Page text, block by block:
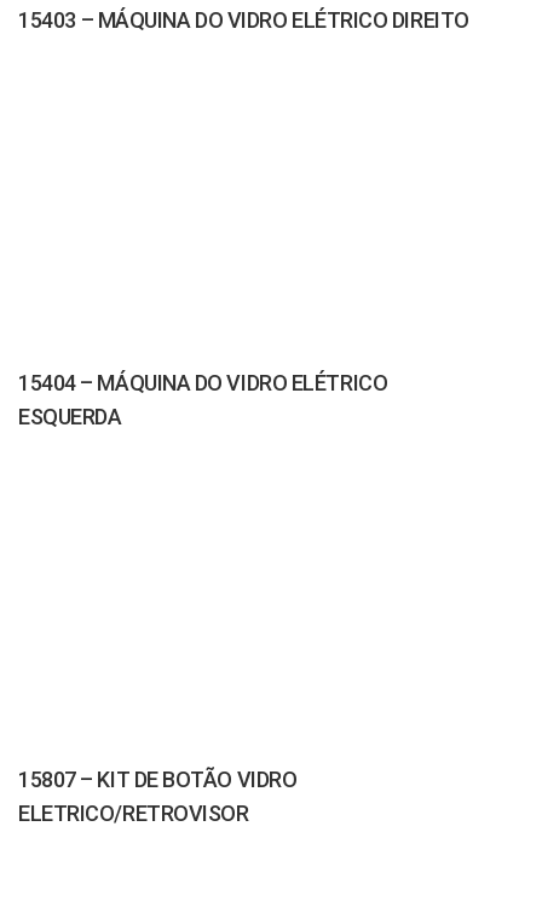
15403 – MÁQUINA DO VIDRO ELÉTRICO DIREITO
15404 – MÁQUINA DO VIDRO ELÉTRICO
ESQUERDA
15807 – KIT DE BOTÃO VIDRO
ELETRICO/RETROVISOR